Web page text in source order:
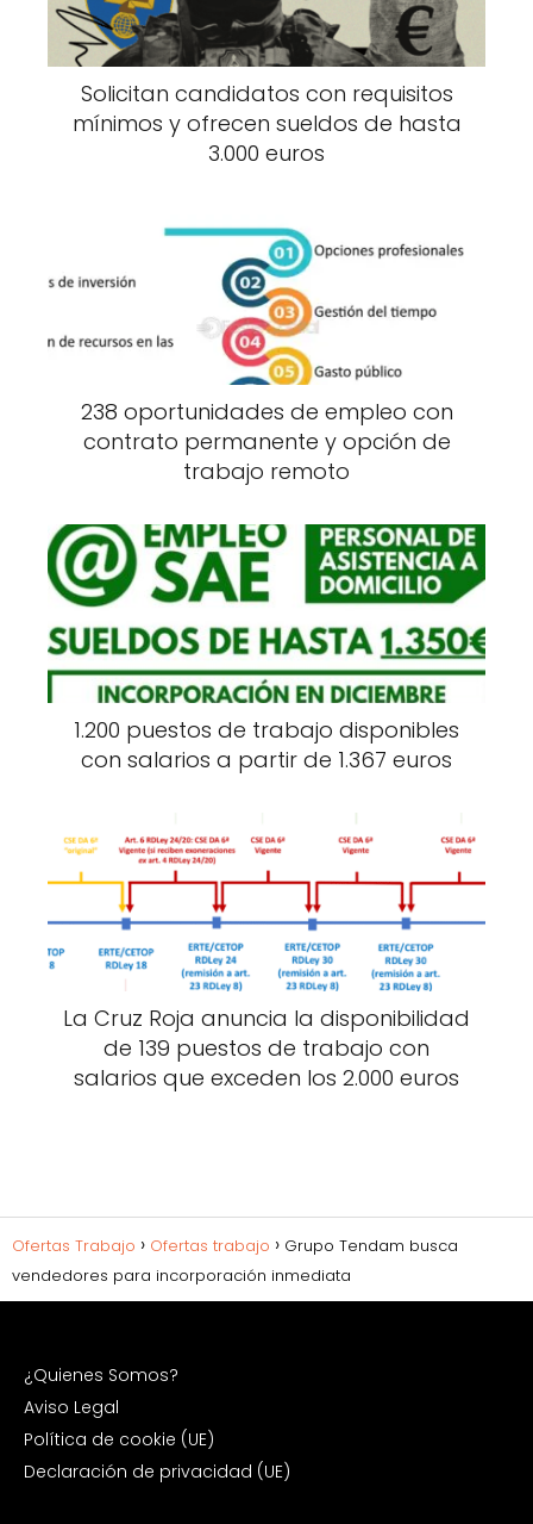
Solicitan candidatos con requisitos
mínimos y ofrecen sueldos de hasta
3.000 euros
238 oportunidades de empleo con
contrato permanente y opción de
trabajo remoto
1.200 puestos de trabajo disponibles
con salarios a partir de 1.367 euros
La Cruz Roja anuncia la disponibilidad
de 139 puestos de trabajo con
salarios que exceden los 2.000 euros
Ofertas Trabajo Ofertas trabajo
Grupo Tendam busca
vendedores para incorporación inmediata
¿Quienes Somos?
Aviso Legal
Política de cookie (UE)
Declaración de privacidad (UE)